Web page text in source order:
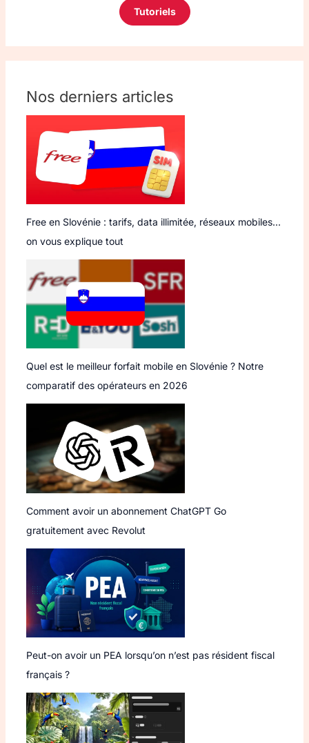
Tutoriels
Nos derniers articles
Free en Slovénie : tarifs, data illimitée, réseaux mobiles…
on vous explique tout
Quel est le meilleur forfait mobile en Slovénie ? Notre
comparatif des opérateurs en 2026
Comment avoir un abonnement ChatGPT Go
gratuitement avec Revolut
Peut-on avoir un PEA lorsqu’on n’est pas résident fiscal
français ?